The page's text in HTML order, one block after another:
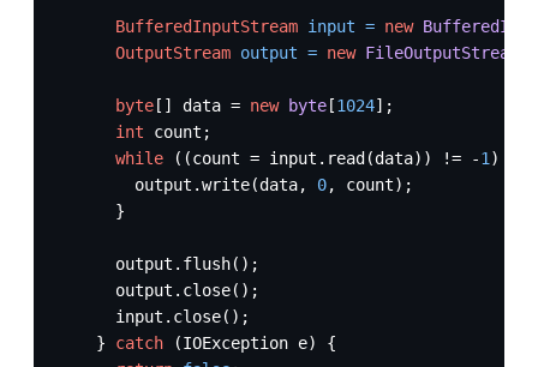
BufferedInputStream input = new
OutputStream output = new FileOutputStream
byte [] data = new byte [1024];
int count;
while ((count = input.read(data)) != -1 ) {
        output.write(data,
0, count);
      }
      output.flush();
      output.close();
      input.close();
    }
catch (IOException e) {